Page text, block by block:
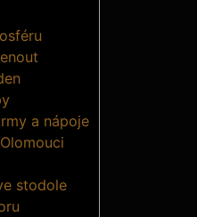
a nápoje
stodole